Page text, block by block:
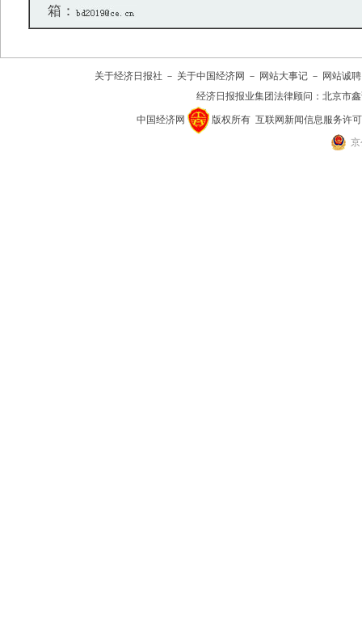
箱：
关于经济日报社 － 关于中国经济网 － 网站大事记 － 网站诚聘
经济日报报业集团法律顾问： 北京市
中国经济网 版权所有 互联网新闻信息服务许可
京